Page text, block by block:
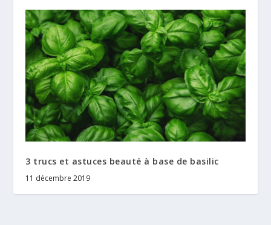
3 trucs et astuces beauté à base de basilic
11 décembre 2019